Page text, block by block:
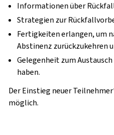
Informationen über
Strategien zur
Fertigkeiten erlangen, um
Abstinenz zurückzukehren
Gelegenheit zum
haben.
Der Einstieg neuer
möglich.